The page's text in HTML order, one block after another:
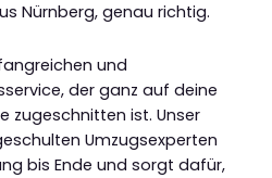
Nürnberg, genau richtig.
und
der ganz auf deine
zugeschnitten ist. Unser
Umzugsexperten
bis Ende und sorgt dafür,